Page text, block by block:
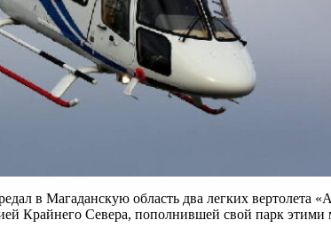
в Магаданскую область два легких
Крайнего Севера, пополнившей свой парк